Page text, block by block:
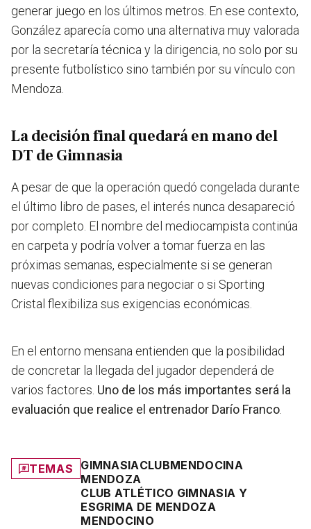
generar juego en los últimos metros. En ese contexto,
González aparecía como una alternativa muy valorada
por la secretaría técnica y la dirigencia, no solo por su
presente futbolístico sino también por su vínculo con
Mendoza.
La decisión final quedará en mano del
DT de Gimnasia
A pesar de que la operación quedó congelada durante
el último libro de pases, el interés nunca desapareció
por completo. El nombre del mediocampista continúa
en carpeta y podría volver a tomar fuerza en las
próximas semanas, especialmente si se generan
nuevas condiciones para negociar o si Sporting
Cristal flexibiliza sus exigencias económicas.
En el entorno mensana entienden que la posibilidad
de concretar la llegada del jugador dependerá de
varios factores. Uno de los más importantes será la
evaluación que realice el entrenador Darío Franco
TEMAS GIMNASIACLUBMENDOCINA
MENDOZA
CLUB ATLÉTICO GIMNASIA Y
ESGRIMA DE MENDOZA
MENDOCINO